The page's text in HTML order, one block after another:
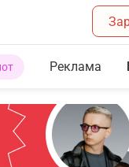
Реклама